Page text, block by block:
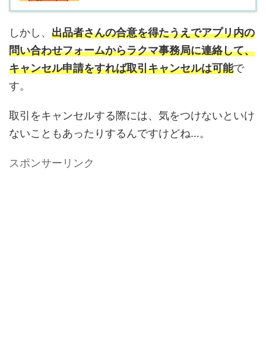
しかし、 出品者さんの合意を得たうえでアプリ内の
問い合わせフォームからラクマ事務局に連絡して、
キャンセル申請をすれば取引キャンセルは可能で
す。
取引をキャンセルする際には、気をつけないといけ
ないこともあったりするんですけどね…。
スポンサーリンク